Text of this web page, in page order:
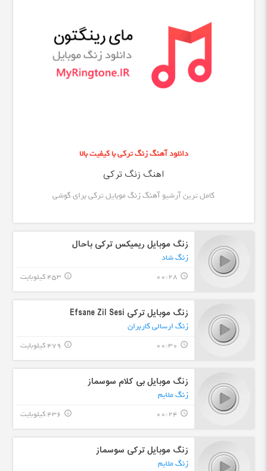
دانلود آهنگ زنگ ترکی با کیفیت بالا
اهنگ زنگ ترکی
کامل ترین آرشیو آهنگ زنگ موبایل ترکی برای گوشی
زنگ موبایل ریمیکس ترکی باحال
زنگ شاد
query_builder
00:28 453 کیلوبایت info_outline
زنگ موبایل ترکی Efsane Zil Sesi
زنگ ارسالی کاربران
query_builder
00:30 479 کیلوبایت info_outline
زنگ موبایل بی کلام سوسماز
زنگ ملایم
query_builder
00:24 436 کیلوبایت info_outline
زنگ موبایل ترکی سوسماز
زنگ ملایم